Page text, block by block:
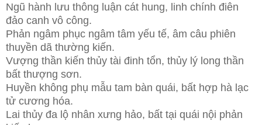
Ngũ hành lưu thông luận cát hung, linh chính điên
đảo canh vô công.
Phản ngâm phục ngâm tâm yếu tế, âm câu phiên
thuyền dã thường kiến.
Vượng thần kiến thủy tài đinh tổn, thủy lý long thần
bất thượng sơn.
Huyền không phụ mẫu tam bàn quái, bất hợp hà lạc
tử cương hóa.
Lai thủy đa lộ nhân xưng hảo, bất tại quái nội phản